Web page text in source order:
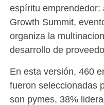
espíritu emprendedor:
Growth Summit,
organiza la
desarrollo de
En esta versión, 460
fueron seleccionadas
son pymes, 38%